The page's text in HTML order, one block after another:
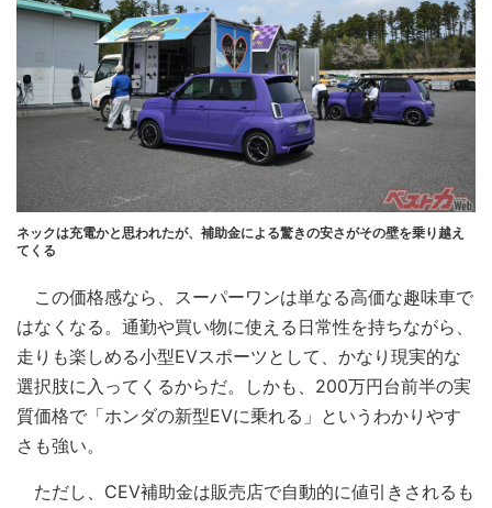
ネックは充電かと思われたが、補助金による驚きの安さがその壁を乗り越え
てくる
この価格感なら、スーパーワンは単なる高価な趣味車で
はなくなる。通勤や買い物に使える日常性を持ちながら、
走りも楽しめる小型EVスポーツとして、かなり現実的な
選択肢に入ってくるからだ。しかも、200万円台前半の実
質価格で「ホンダの新型EVに乗れる」というわかりやす
さも強い。
ただし、CEV補助金は販売店で自動的に値引きされるも